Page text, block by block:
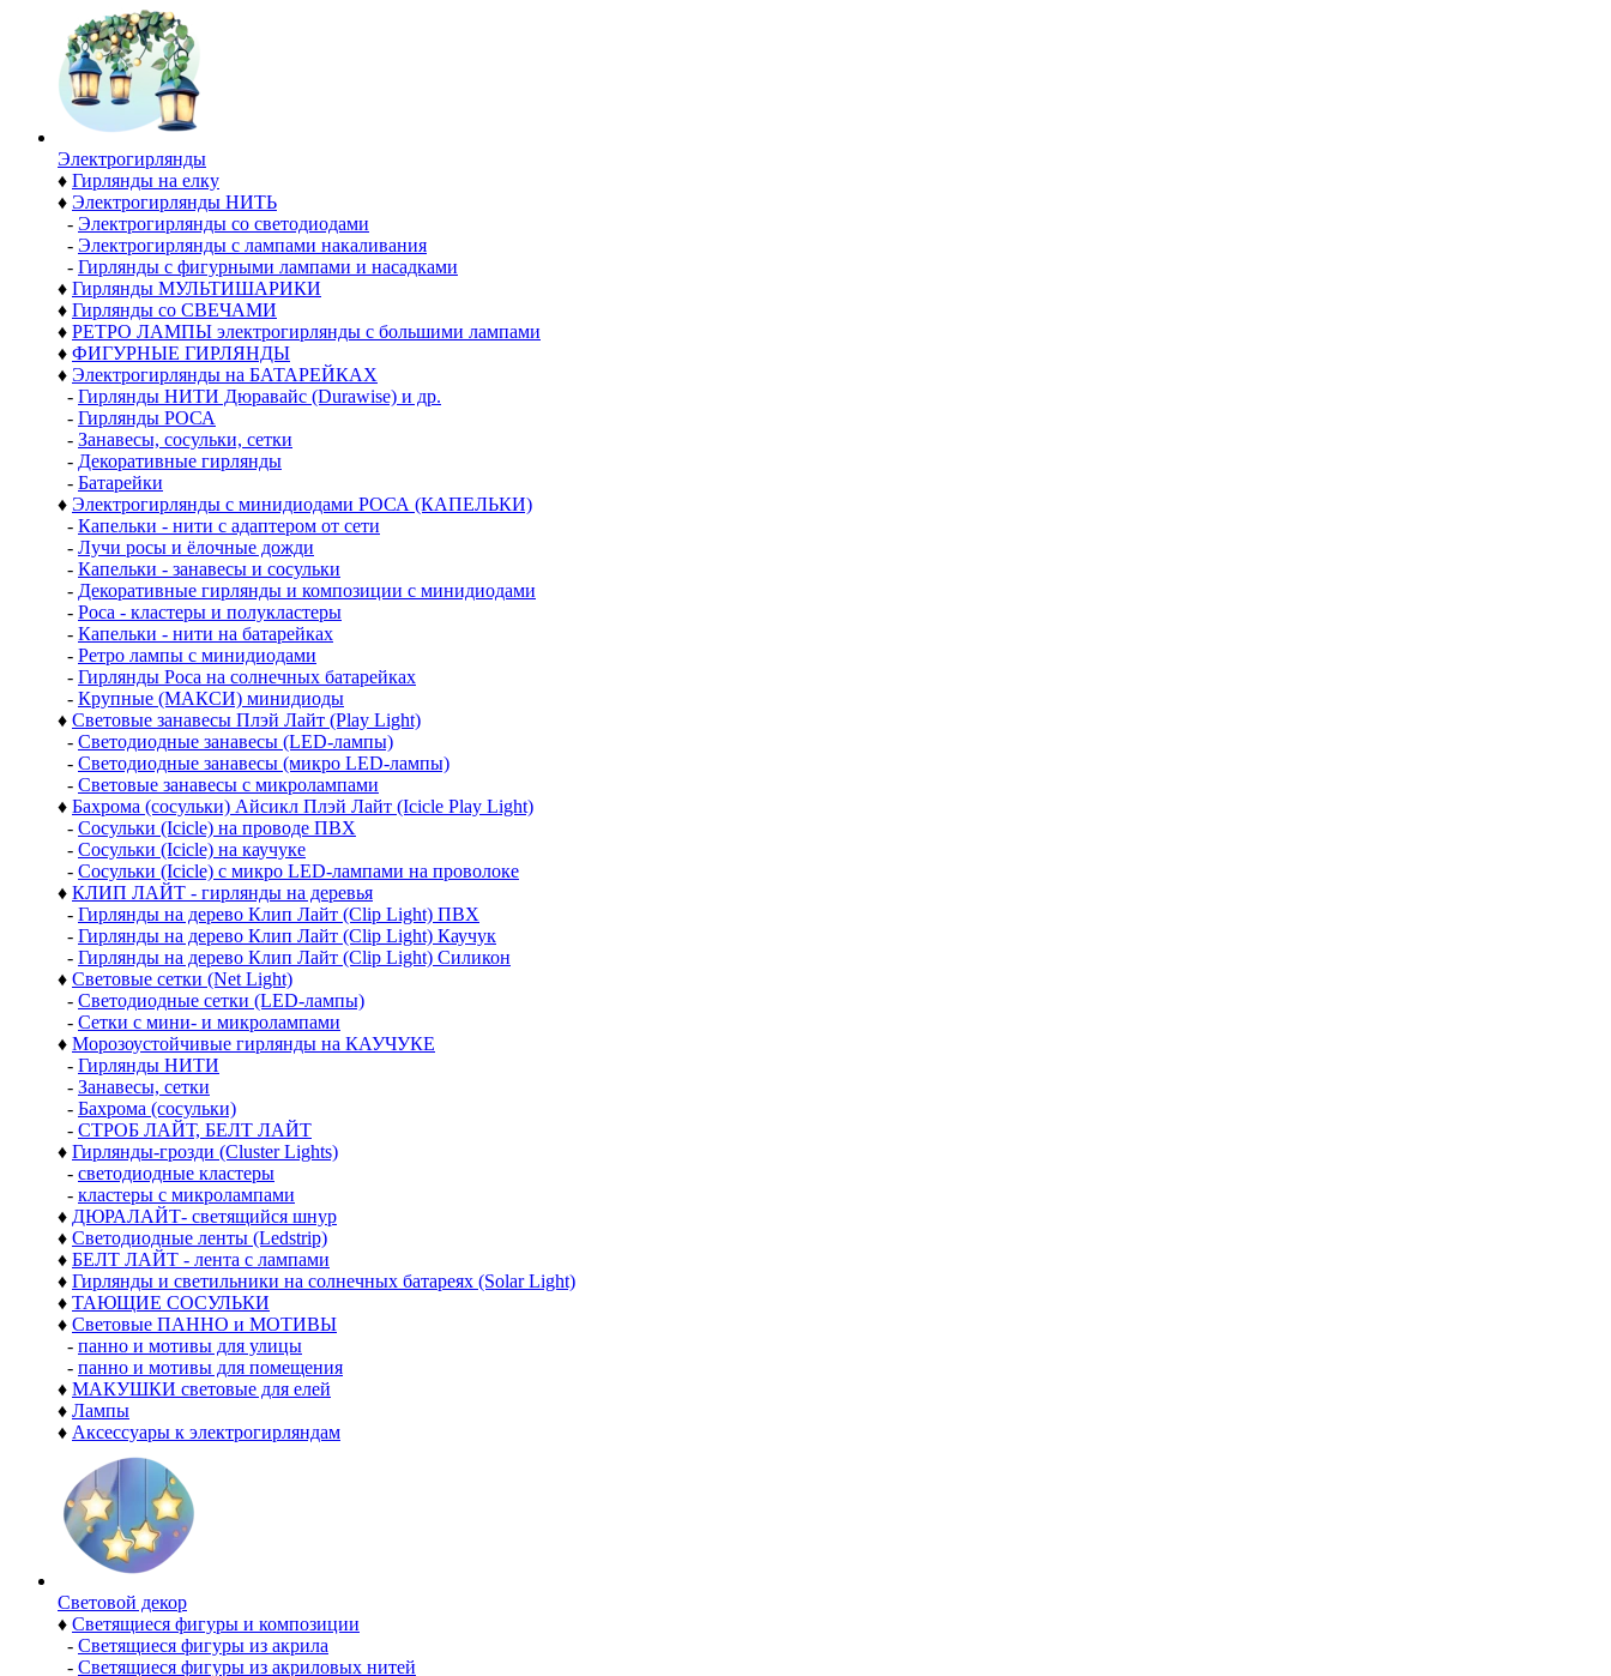
Электро­гирлянды
♦ Гирлянды на елку
♦ Электрогирлянды НИТЬ
- Электрогирлянды со светодиодами
- Электрогирлянды с лампами накаливания
- Гирлянды с фигурными лампами и насадками
♦ Гирлянды МУЛЬТИШАРИКИ
♦ Гирлянды со СВЕЧАМИ
♦ РЕТРО ЛАМПЫ электрогирлянды с большими лампами
♦ ФИГУРНЫЕ ГИРЛЯНДЫ
♦ Электрогирлянды на БАТАРЕЙКАХ
- Гирлянды НИТИ Дюравайс (Durawise) и др.
- Гирлянды РОСА
- Занавесы, сосульки, сетки
- Декоративные гирлянды
- Батарейки
♦ Электрогирлянды с минидиодами РОСА (КАПЕЛЬКИ)
- Капельки - нити с адаптером от сети
- Лучи росы и ёлочные дожди
- Капельки - занавесы и сосульки
- Декоративные гирлянды и композиции с минидиодами
- Роса - кластеры и полукластеры
- Капельки - нити на батарейках
- Ретро лампы с минидиодами
- Гирлянды Роса на солнечных батарейках
- Крупные (МАКСИ) минидиоды
♦ Световые занавесы Плэй Лайт (Play Light)
- Светодиодные занавесы (LED-лампы)
- Светодиодные занавесы (микро LED-лампы)
- Световые занавесы с микролампами
♦ Бахрома (сосульки) Айсикл Плэй Лайт (Icicle Play Light)
- Сосульки (Icicle) на проводе ПВХ
- Сосульки (Icicle) на каучуке
- Сосульки (Icicle) с микро LED-лампами на проволоке
♦ КЛИП ЛАЙТ - гирлянды на деревья
- Гирлянды на дерево Клип Лайт (Clip Light) ПВХ
- Гирлянды на дерево Клип Лайт (Clip Light) Каучук
- Гирлянды на дерево Клип Лайт (Clip Light) Силикон
♦ Световые сетки (Net Light)
- Светодиодные сетки (LED-лампы)
- Сетки с мини- и микролампами
♦ Морозоустойчивые гирлянды на КАУЧУКЕ
- Гирлянды НИТИ
- Занавесы, сетки
- Бахрома (сосульки)
- СТРОБ ЛАЙТ, БЕЛТ ЛАЙТ
♦ Гирлянды-грозди (Cluster Lights)
- светодиодные кластеры
- кластеры с микролампами
♦ ДЮРАЛАЙТ- светящийся шнур
♦ Светодиодные ленты (Ledstrip)
♦ БЕЛТ ЛАЙТ - лента с лампами
♦ Гирлянды и светильники на солнечных батареях (Solar Light)
♦ ТАЮЩИЕ СОСУЛЬКИ
♦ Световые ПАННО и МОТИВЫ
- панно и мотивы для улицы
- панно и мотивы для помещения
♦ МАКУШКИ световые для елей
♦ Лампы
♦ Аксессуары к электрогирляндам
Световой декор
♦ Светящиеся фигуры и композиции
- Светящиеся фигуры из акрила
- Светящиеся фигуры из акриловых нитей